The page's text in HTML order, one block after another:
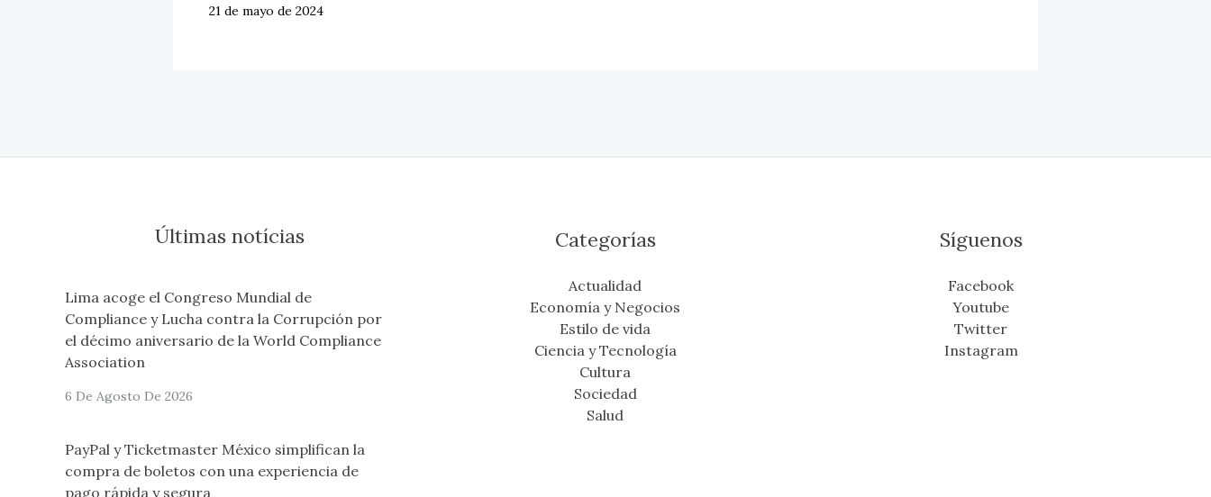
21 de mayo de 2024
Últimas notícias
Lima acoge el Congreso Mundial de
Compliance y Lucha contra la Corrupción por
el décimo aniversario de la World Compliance
Association
6 De Agosto De 2026
PayPal y Ticketmaster México simplifican la
compra de boletos con una experiencia de
pago rápida y segura
Categorías
Actualidad
Economía y Negocios
Estilo de vida
Ciencia y Tecnología
Cultura
Sociedad
Salud
Síguenos
Facebook
Youtube
Twitter
Instagram